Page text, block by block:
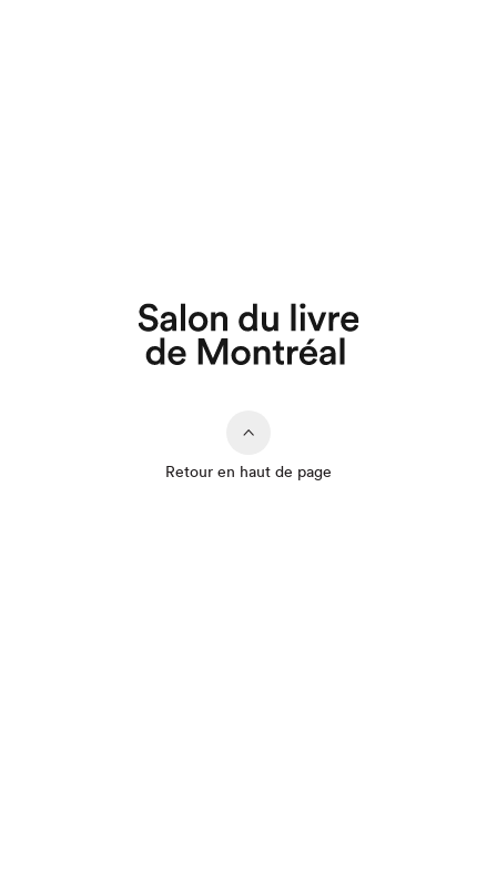
Retour en haut de page